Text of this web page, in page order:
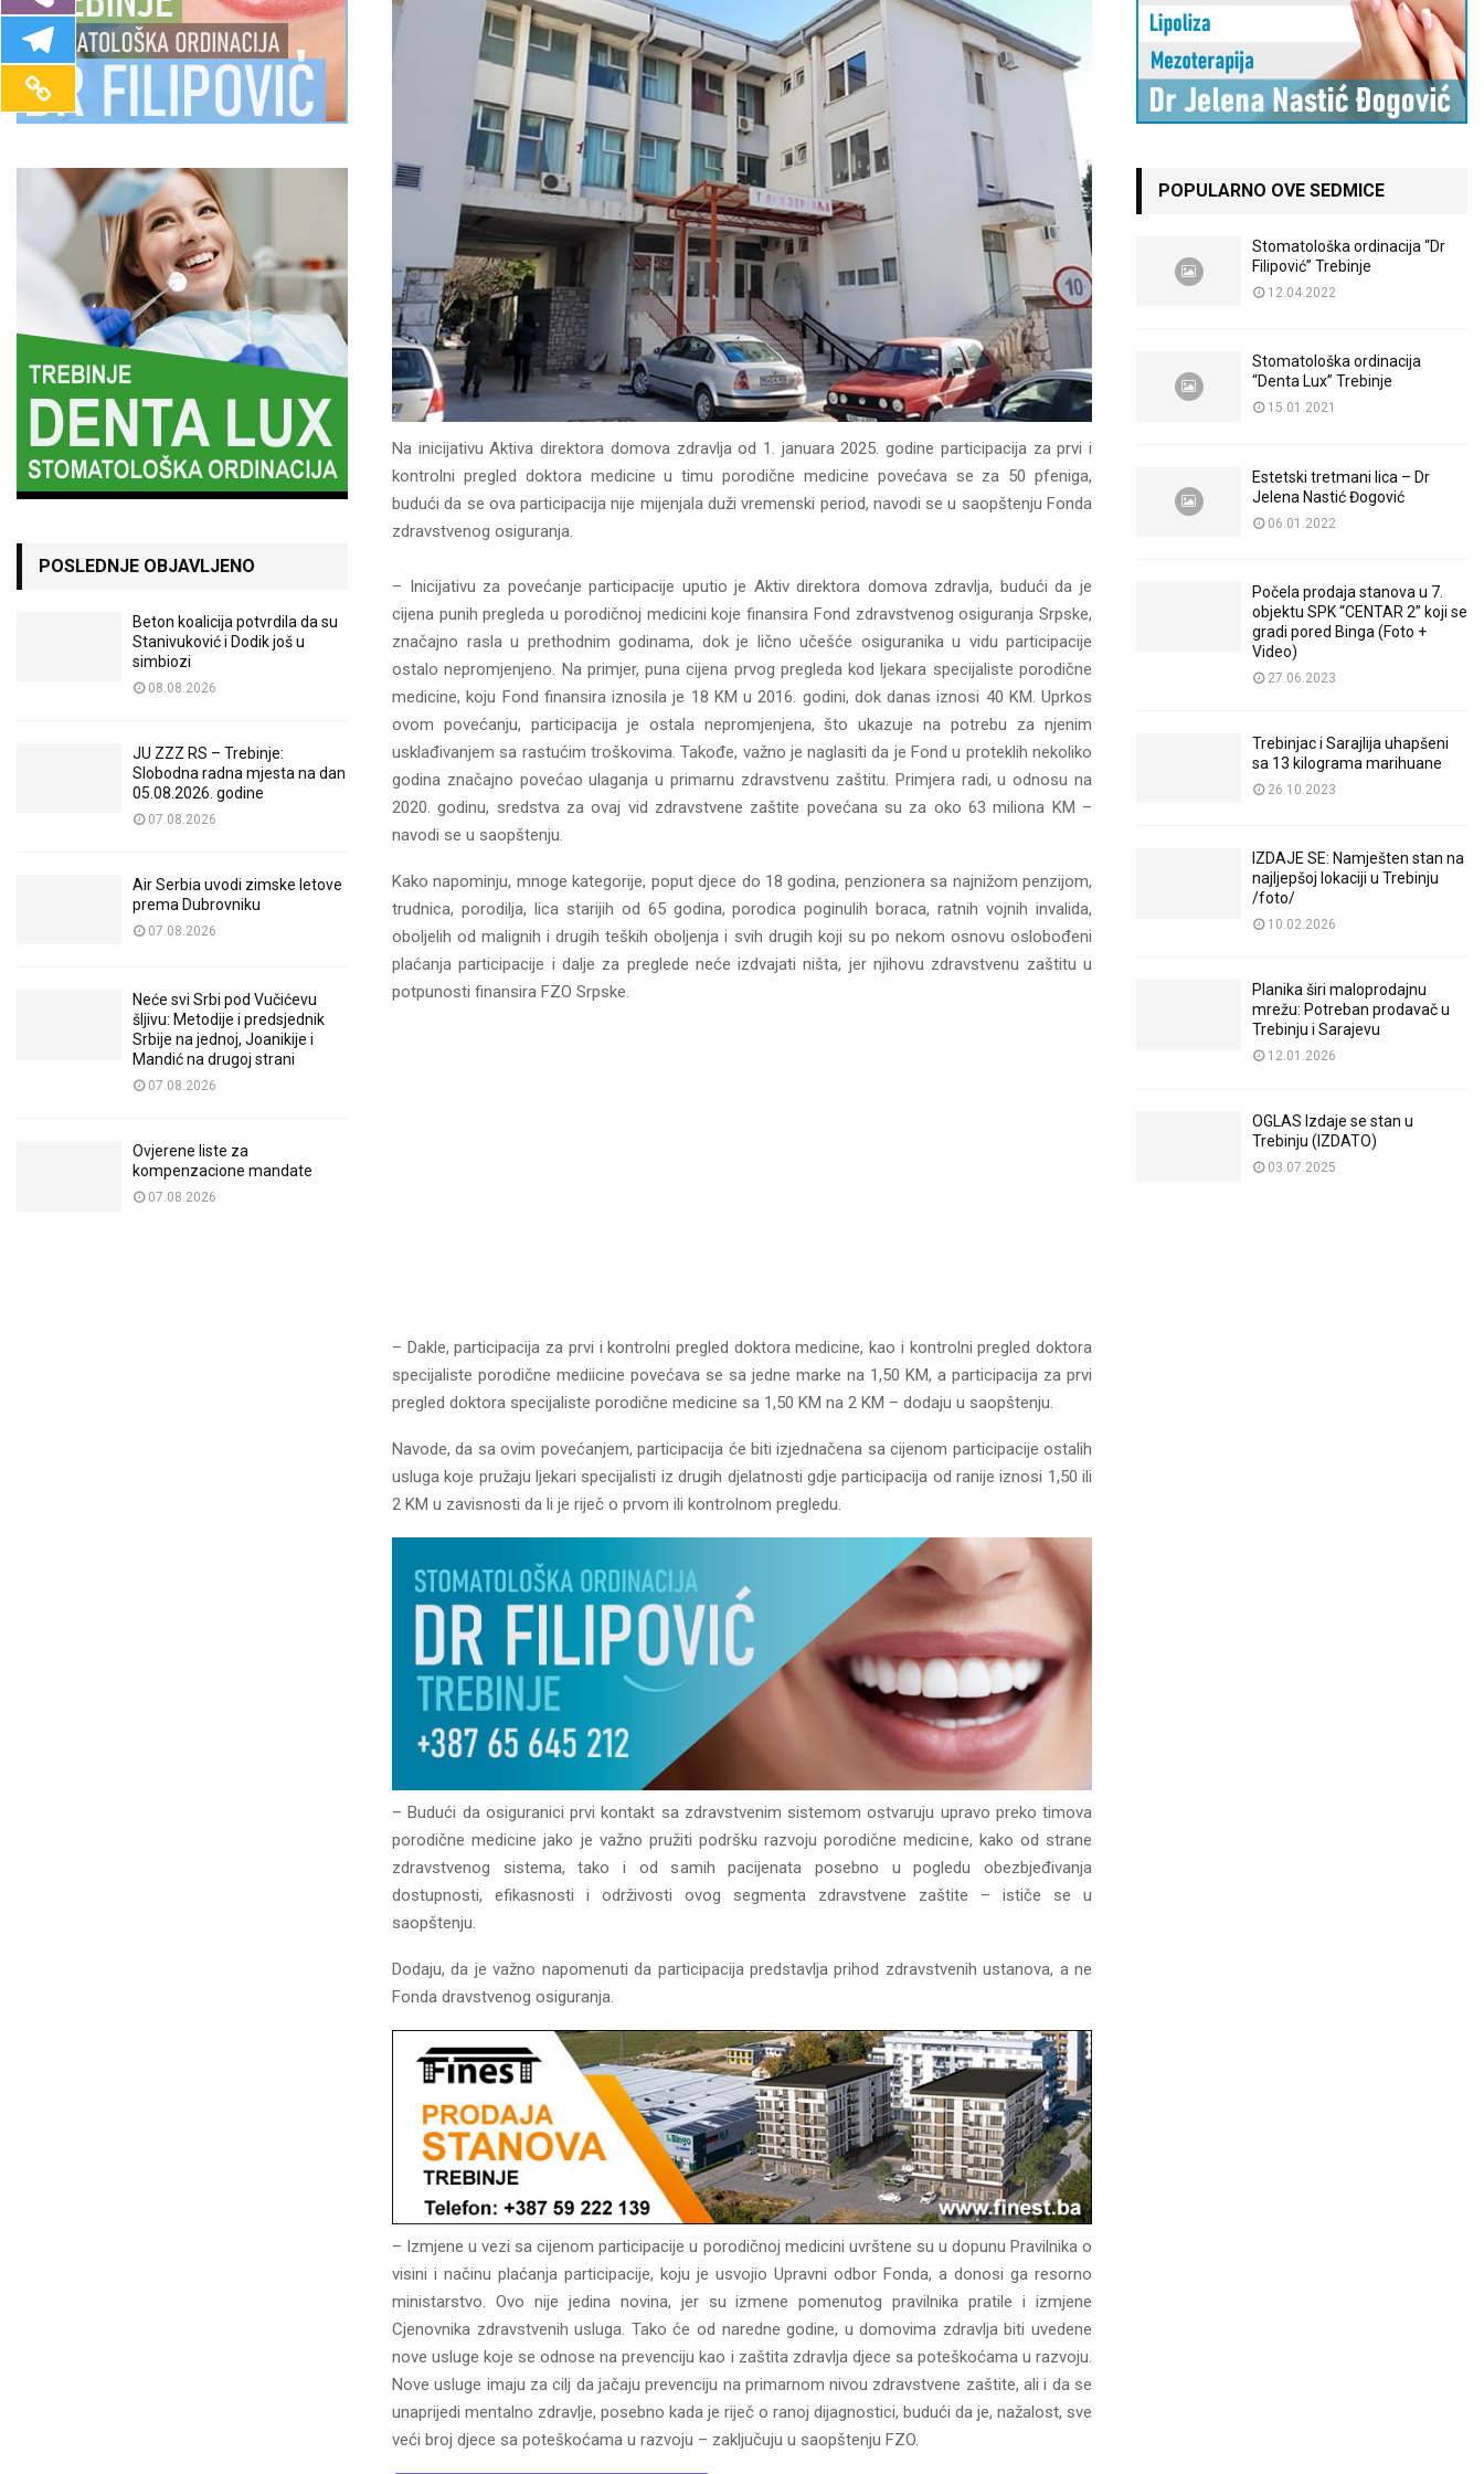
Na inicijativu Aktiva direktora domova zdravlja od 1. januara 2025. godine participacija za prvi i
kontrolni pregled doktora medicine u timu porodične medicine povećava se za 50 pfeniga,
budući da se ova participacija nije mijenjala duži vremenski period, navodi se u saopštenju Fonda
zdravstvenog osiguranja.
– Inicijativu za povećanje participacije uputio je Aktiv direktora domova zdravlja, budući da je
cijena punih pregleda u porodičnoj medicini koje finansira Fond zdravstvenog osiguranja Srpske,
značajno rasla u prethodnim godinama, dok je lično učešće osiguranika u vidu participacije
ostalo nepromjenjeno. Na primjer, puna cijena prvog pregleda kod ljekara specijaliste porodične
medicine, koju Fond finansira iznosila je 18 KM u 2016. godini, dok danas iznosi 40 KM. Uprkos
ovom povećanju, participacija je ostala nepromjenjena, što ukazuje na potrebu za njenim
usklađivanjem sa rastućim troškovima. Takođe, važno je naglasiti da je Fond u proteklih nekoliko
godina značajno povećao ulaganja u primarnu zdravstvenu zaštitu. Primjera radi, u odnosu na
2020. godinu, sredstva za ovaj vid zdravstvene zaštite povećana su za oko 63 miliona KM –
navodi se u saopštenju.
Kako napominju, mnoge kategorije, poput djece do 18 godina, penzionera sa najnižom penzijom,
trudnica, porodilja, lica starijih od 65 godina, porodica poginulih boraca, ratnih vojnih invalida,
oboljelih od malignih i drugih teških oboljenja i svih drugih koji su po nekom osnovu oslobođeni
plaćanja participacije i dalje za preglede neće izdvajati ništa, jer njihovu zdravstvenu zaštitu u
potpunosti finansira FZO Srpske.
– Dakle, participacija za prvi i kontrolni pregled doktora medicine, kao i kontrolni pregled doktora
specijaliste porodične mediicine povećava se sa jedne marke na 1,50 KM, a participacija za prvi
pregled doktora specijaliste porodične medicine sa 1,50 KM na 2 KM – dodaju u saopštenju.
Navode, da sa ovim povećanjem, participacija će biti izjednačena sa cijenom participacije ostalih
usluga koje pružaju ljekari specijalisti iz drugih djelatnosti gdje participacija od ranije iznosi 1,50 ili
2 KM u zavisnosti da li je riječ o prvom ili kontrolnom pregledu.
– Budući da osiguranici prvi kontakt sa zdravstvenim sistemom ostvaruju upravo preko timova
porodične medicine jako je važno pružiti podršku razvoju porodične medicine, kako od strane
zdravstvenog sistema, tako i od samih pacijenata posebno u pogledu obezbjeđivanja
dostupnosti, efikasnosti i održivosti ovog segmenta zdravstvene zaštite – ističe se u
saopštenju.
Dodaju, da je važno napomenuti da participacija predstavlja prihod zdravstvenih ustanova, a ne
Fonda dravstvenog osiguranja.
– Izmjene u vezi sa cijenom participacije u porodičnoj medicini uvrštene su u dopunu Pravilnika o
visini i načinu plaćanja participacije, koju je usvojio Upravni odbor Fonda, a donosi ga resorno
ministarstvo. Ovo nije jedina novina, jer su izmene pomenutog pravilnika pratile i izmjene
Cjenovnika zdravstvenih usluga. Tako će od naredne godine, u domovima zdravlja biti uvedene
nove usluge koje se odnose na prevenciju kao i zaštita zdravlja djece sa poteškoćama u razvoju.
Nove usluge imaju za cilj da jačaju prevenciju na primarnom nivou zdravstvene zaštite, ali i da se
unaprijedi mentalno zdravlje, posebno kada je riječ o ranoj dijagnostici, budući da je, nažalost, sve
veći broj djece sa poteškoćama u razvoju – zaključuju u saopštenju FZO.
POSLEDNJE OBJAVLJENO
Beton koalicija potvrdila da su
Stanivuković i Dodik još u
simbiozi
08.08.2026
JU ZZZ RS – Trebinje:
Slobodna radna mjesta na dan
05.08.2026. godine
07.08.2026
Air Serbia uvodi zimske letove
prema Dubrovniku
07.08.2026
Neće svi Srbi pod Vučićevu
šljivu: Metodije i predsjednik
Srbije na jednoj, Joanikije i
Mandić na drugoj strani
07.08.2026
Ovjerene liste za
kompenzacione mandate
07.08.2026
POPULARNO OVE SEDMICE
Stomatološka ordinacija “Dr
Filipović” Trebinje
12.04.2022
Stomatološka ordinacija
“Denta Lux” Trebinje
15.01.2021
Estetski tretmani lica – Dr
Jelena Nastić Đogović
06.01.2022
Počela prodaja stanova u 7.
objektu SPK “CENTAR 2” koji se
gradi pored Binga (Foto +
Video)
27.06.2023
Trebinjac i Sarajlija uhapšeni
sa 13 kilograma marihuane
26.10.2023
IZDAJE SE: Namješten stan na
najljepšoj lokaciji u Trebinju
/foto/
10.02.2026
Planika širi maloprodajnu
mrežu: Potreban prodavač u
Trebinju i Sarajevu
12.01.2026
OGLAS Izdaje se stan u
Trebinju (IZDATO)
03.07.2025